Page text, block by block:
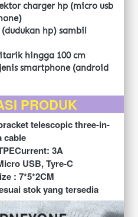
charger hp (micro usb
hp) sambil
hingga 100 cm
smartphone (android
PRODUK
telescopic three-in-
cable
3A
USB, Tyre-C
: 7*5*2CM
stok yang tersedia